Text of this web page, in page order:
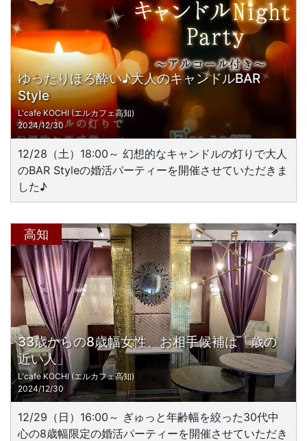
ゆったりほろ酔い♪大人のキャンドルBAR
Style
L'cafe KOCHI (エルカフェ高知)
2024/12/30
12/28（土）18:00～ 幻想的なキャンドルの灯りで大人
のBAR Styleの婚活パーティーを開催させていただきま
した♪
33歳からの8歳幅女性、お相手候補は「歳の
近い人」
高知
L'cafe KOCHI (エルカフェ高知)
2024/12/30
12/29（日）16:00～ ぎゅっと年齢幅を絞った30代中
心の8歳幅限定の婚活パーティーを開催させていただき